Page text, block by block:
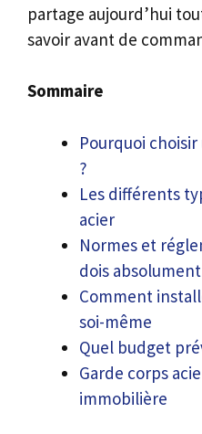
partage aujourd’hui
savoir avant de
Sommaire
Pourquoi
?
Les différents
acier
Normes et
dois
Comment
soi-même
Quel budget
Garde corps
immobilière